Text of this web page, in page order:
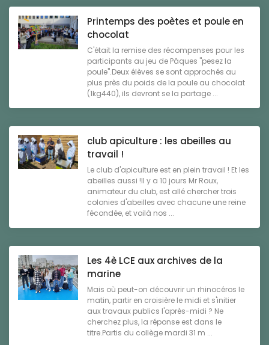
Printemps des poètes et poule en
chocolat
C'était la remise des récompenses pour les
participants au jeu de Pâques "pesez la
poule".Deux élèves se sont approchés au
plus près du poids de la poule au chocolat
(1kg440), ils devront se la partage ...
club apiculture : les abeilles au
travail !
Le club d'apiculture est en plein travail ! Et les
abeilles aussi !Il y a 10 jours Mr Roux,
animateur du club, est allé chercher trois
colonies d'abeilles avec chacune une reine
fécondée, et voilà nos ...
Les 4è LCE aux archives de la
marine
Mais où peut-on découvrir un rhinocéros le
matin, partir en croisière le midi et s'initier
aux travaux publics l'après-midi ? Ne
cherchez plus, la réponse est dans le
titre.Partis du collège mardi 31 m ...